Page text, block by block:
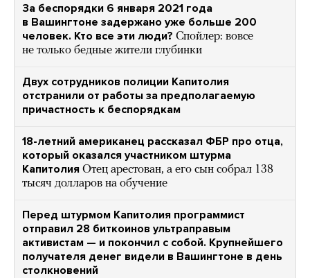
За беспорядки 6 января 2021 года
в Вашингтоне задержано уже больше 200
человек. Кто все эти люди? Спойлер: вовсе
не только бедные жители глубинки
Двух сотрудников полиции Капитолия
отстранили от работы за предполагаемую
причастность к беспорядкам
18-летний американец рассказал ФБР про отца,
который оказался участником штурма
Капитолия Отец арестован, а его сын собрал 138
тысяч долларов на обучение
Перед штурмом Капитолия программист
отправил 28 биткоинов ультраправым
активистам — и покончил с собой. Крупнейшего
получателя денег видели в Вашингтоне в день
столкновений